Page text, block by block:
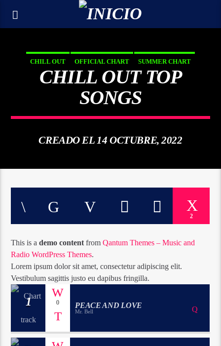
CHILL OUT OFFICIAL CHART SUMMER CHART
CHILL OUT TOP
SONGS
CREADO EL 14 OCTUBRE, 2022
2
This is ademo content fromQantum Themes – Music and
Radio WordPress Themes.
Lorem ipsum dolor sit amet, consectetur adipiscing elit.
Vestibulum sagittis justo eu dapibus fringilla.
1 0 PEACE AND LOVE
Mr. Bell